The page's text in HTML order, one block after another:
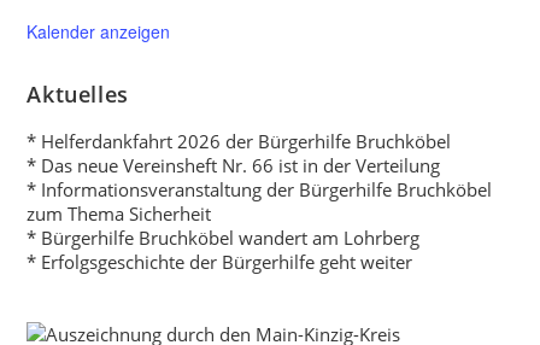
Kalender anzeigen
Aktuelles
* Helferdankfahrt 2026 der Bürgerhilfe Bruchköbel
* Das neue Vereinsheft Nr. 66 ist in der Verteilung
* Informationsveranstaltung der Bürgerhilfe Bruchköbel
zum Thema Sicherheit
* Bürgerhilfe Bruchköbel wandert am Lohrberg
* Erfolgsgeschichte der Bürgerhilfe geht weiter